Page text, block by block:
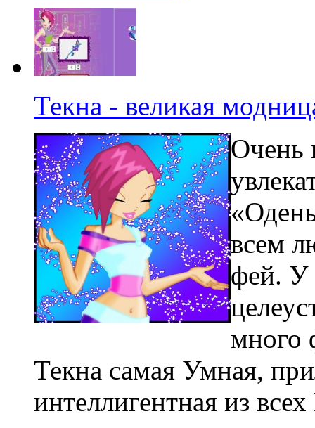
Текна - великая
Очень
всем
фей. У
много
Текна самая Умная,
интеллигентная из